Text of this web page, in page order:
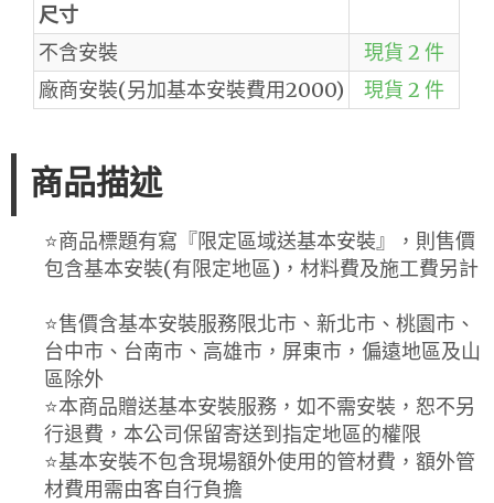
尺寸
不含安裝
現貨 2 件
廠商安裝(另加基本安裝費用2000)
現貨 2 件
商品描述
⭐️商品標題有寫『限定區域送基本安裝』，則售價
包含基本安裝(有限定地區)，材料費及施工費另計
⭐️售價含基本安裝服務限北市、新北市、桃園市、
台中市、台南市、高雄市，屏東市，偏遠地區及山
區除外
⭐️本商品贈送基本安裝服務，如不需安裝，恕不另
行退費，本公司保留寄送到指定地區的權限
⭐️基本安裝不包含現場額外使用的管材費，額外管
材費用需由客自行負擔